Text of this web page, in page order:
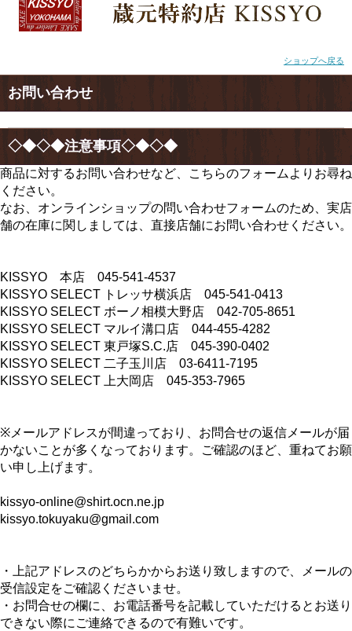
ショップへ戻る
お問い合わせ
◇◆◇◆注意事項◇◆◇◆
商品に対するお問い合わせなど、こちらのフォームよりお尋ね
ください。
なお、オンラインショップの問い合わせフォームのため、実店
舗の在庫に関しましては、直接店舗にお問い合わせください。
KISSYO 本店 045-541-4537
KISSYO SELECT トレッサ横浜店 045-541-0413
KISSYO SELECT ボーノ相模大野店 042-705-8651
KISSYO SELECT マルイ溝口店 044-455-4282
KISSYO SELECT 東戸塚S.C.店 045-390-0402
KISSYO SELECT 二子玉川店 03-6411-7195
KISSYO SELECT 上大岡店 045-353-7965
※メールアドレスが間違っており、お問合せの返信メールが届
かないことが多くなっております。ご確認のほど、重ねてお願
い申し上げます。
kissyo-online@shirt.ocn.ne.jp
kissyo.tokuyaku@gmail.com
・上記アドレスのどちらかからお送り致しますので、メールの
受信設定をご確認くださいませ。
・お問合せの欄に、お電話番号を記載していただけるとお送り
できない際にご連絡できるので有難いです。